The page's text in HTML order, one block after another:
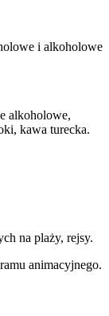
i alkoholowe
alkoholowe,
kawa turecka.
na plaży, rejsy.
animacyjnego.